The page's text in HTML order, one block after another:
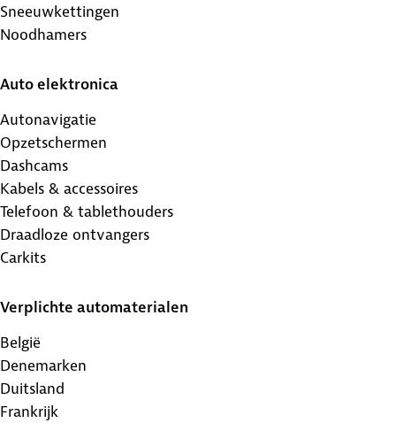
Sneeuwkettingen
Noodhamers
Auto elektronica
Autonavigatie
Opzetschermen
Dashcams
Kabels & accessoires
Telefoon & tablethouders
Draadloze ontvangers
Carkits
Verplichte automaterialen
België
Denemarken
Duitsland
Frankrijk